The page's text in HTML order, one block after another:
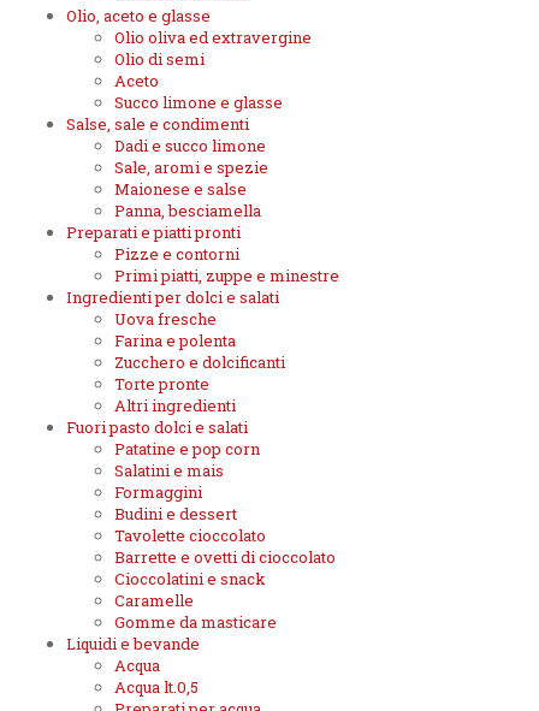
Olio, aceto e glasse
Olio oliva ed extravergine
Olio di semi
Aceto
Succo limone e glasse
Salse, sale e condimenti
Dadi e succo limone
Sale, aromi e spezie
Maionese e salse
Panna, besciamella
Preparati e piatti pronti
Pizze e contorni
Primi piatti, zuppe e minestre
Ingredienti per dolci e salati
Uova fresche
Farina e polenta
Zucchero e dolcificanti
Torte pronte
Altri ingredienti
Fuori pasto dolci e salati
Patatine e pop corn
Salatini e mais
Formaggini
Budini e dessert
Tavolette cioccolato
Barrette e ovetti di cioccolato
Cioccolatini e snack
Caramelle
Gomme da masticare
Liquidi e bevande
Acqua
Acqua lt.0,5